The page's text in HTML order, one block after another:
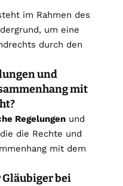
im Rahmen des
um eine
durch den
und
mit
Regelungen und
die Rechte und
mit dem
Gläubiger bei